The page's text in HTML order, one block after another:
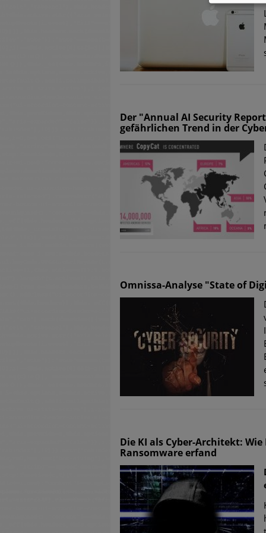
Der "Annual AI Security
gefährlichen Trend in der
Omnissa-Analyse "State of
Die KI als Cyber-Architekt:
Ransomware erfand